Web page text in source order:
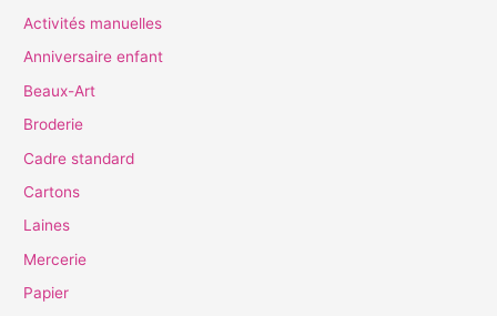
Activités manuelles
Anniversaire enfant
Beaux-Art
Broderie
Cadre standard
Cartons
Laines
Mercerie
Papier